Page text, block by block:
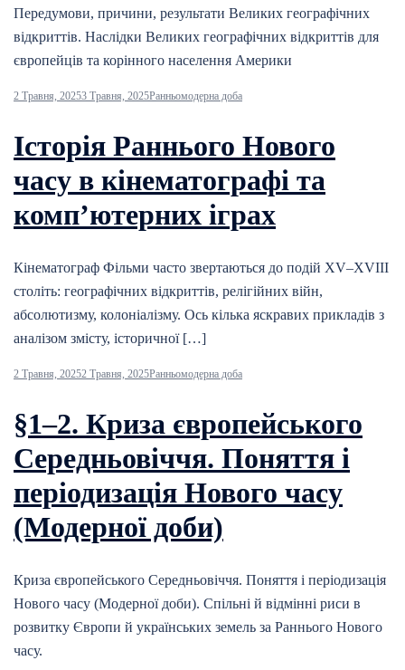
Передумови, причини, результати Великих географічних
відкриттів. Наслідки Великих географічних відкриттів для
європейців та корінного населення Америки
2 Травня, 20253 Травня, 2025Ранньомодерна доба
Історія Раннього Нового
часу в кінематографі та
комп’ютерних іграх
Кінематограф Фільми часто звертаються до подій XV–XVIII
століть: географічних відкриттів, релігійних війн,
абсолютизму, колоніалізму. Ось кілька яскравих прикладів з
аналізом змісту, історичної […]
2 Травня, 20252 Травня, 2025Ранньомодерна доба
§1–2. Криза європейського
Середньовіччя. Поняття і
періодизація Нового часу
(Модерної доби)
Криза європейського Середньовіччя. Поняття і періодизація
Нового часу (Модерної доби). Спільні й відмінні риси в
розвитку Європи й українських земель за Раннього Нового
часу.